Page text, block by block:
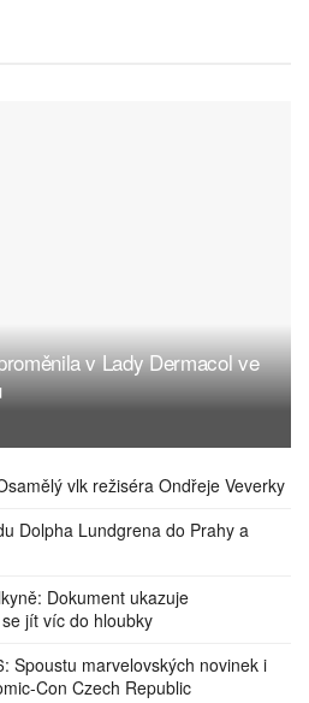
v Lady Dermacol ve
vlk režiséra Ondřeje Veverky
Dolpha Lundgrena do Prahy a
Dokument ukazuje
jít víc do hloubky
Spoustu marvelovských novinek i
Con Czech Republic